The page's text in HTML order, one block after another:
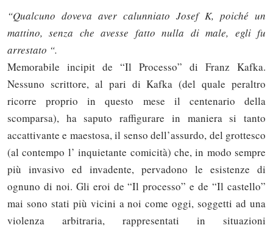
“Qualcuno doveva aver calunniato Josef K, poiché un
mattino, senza che avesse fatto nulla di male, egli fu
arrestato “.
Memorabile incipit de “Il Processo” di Franz Kafka.
Nessuno scrittore, al pari di Kafka (del quale peraltro
ricorre proprio in questo mese il centenario della
scomparsa), ha saputo raffigurare in maniera si tanto
accattivante e maestosa, il senso dell’assurdo, del grottesco
(al contempo l’ inquietante comicità) che, in modo sempre
più invasivo ed invadente, pervadono le esistenze di
ognuno di noi. Gli eroi de “Il processo” e de “Il castello”
mai sono stati più vicini a noi come oggi, soggetti ad una
violenza arbitraria, rappresentati in situazioni